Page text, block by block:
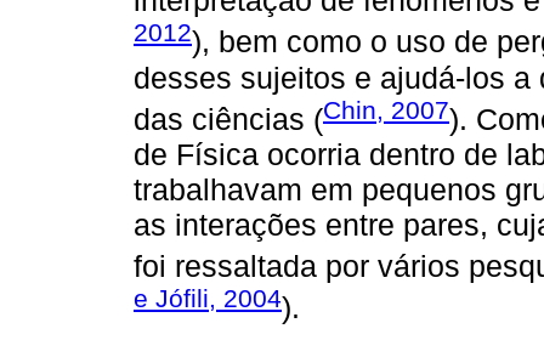
2012), bem como o uso de
desses sujeitos e ajudá-los
das ciências (Chin, 2007).
de Física ocorria dentro de
trabalhavam em pequenos
as interações entre pares,
foi ressaltada por vários
e Jófili, 2004).